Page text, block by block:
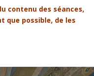
contenu des séances,
que possible, de les